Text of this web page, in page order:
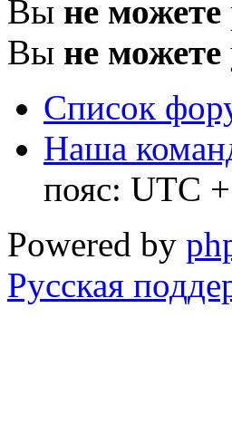
Вы не можете
Вы не можете
Список
Наша
пояс: UTC
Powered by
Русская